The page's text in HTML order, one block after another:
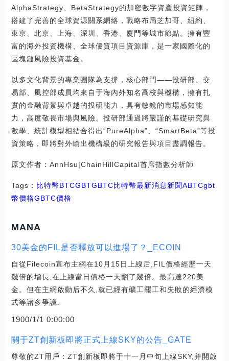
AlphaStrategy、BetaStrategy的加密數字資產投資矩陣，
搭建了完善的全球資源關系網絡，戰略布局芝加哥、紐約、
東京、北京、上海、深圳、香港、廈門等城市節點。擁有豐
富的海外投資機構、全球優質項目資源庫，是一家國際化的
區塊鏈風險投資基金。
以多文化背景的專業團隊為支撐，核心部門——投研部、交
易部、風控部成員均來自于海內外知名高校與機構，擁有扎
實的金融背景與卓越的投研能力，具有敏銳的市場感知能
力，高度敬畏市場與風險。投研部通過將嚴謹的基礎研究與
數學、統計模型相結合得出“PureAlpha”、“SmartBeta”等投
資策略，即將對外輸出機構級的研究報告與項目盡調報告。
原文作者：AnnHsu|ChainHillCapital首席指數分析師
Tags： 比特幣BTCGBTGBTC比特幣最新消息新聞ABTCgbt
幣價格GBTC價格
MANA
30美金的FIL是否釋放可以進場了？_ECOIN
自從Filecoin宣布主網在10月15日上線后,FIL價格經歷一天
幾倍的增長,在上線當日價格一天翻了幾倍。最高達220美
金。但在主網啟動后不久,就已經有礦工罷工和失敗的經濟模
式等諸多爭議.
1900/1/1 0:00:00
關于ZT創新板即將正式上線SKY的公告_GATE
尊敬的ZT用戶：ZT創新板即將于十一月中旬上線SKY,并開啟